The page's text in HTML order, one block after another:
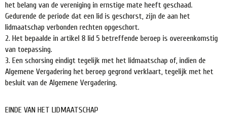
het belang van de vereniging in ernstige mate heeft geschaad.
Gedurende de periode dat een lid is geschorst, zijn de aan het
lidmaatschap verbonden rechten opgeschort.
2. Het bepaalde in artikel 8 lid 5 betreffende beroep is overeenkomstig
van toepassing.
3. Een schorsing eindigt tegelijk met het lidmaatschap of, indien de
Algemene Vergadering het beroep gegrond verklaart, tegelijk met het
besluit van de Algemene Vergadering.
EINDE VAN HET LIDMAATSCHAP